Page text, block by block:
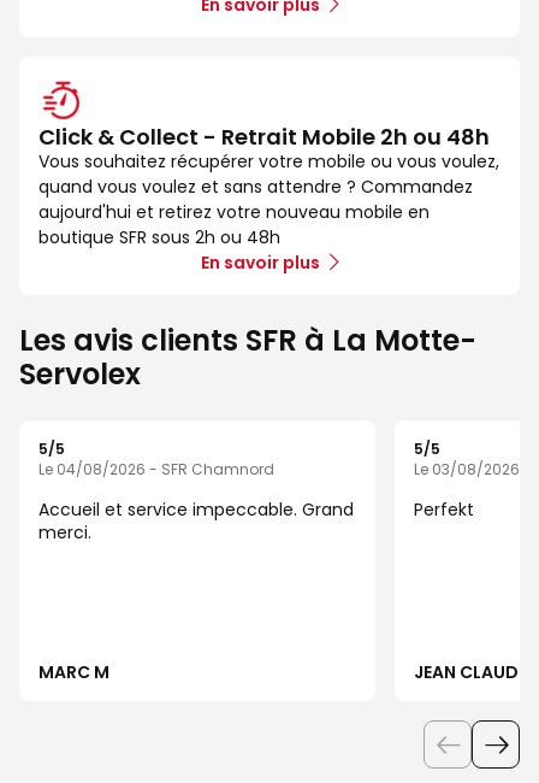
Click & Collect - Retrait Mobile 2h ou 48h
Vous souhaitez récupérer votre mobile ou vous voulez,
quand vous voulez et sans attendre ? Commandez
aujourd'hui et retirez votre nouveau mobile en
boutique SFR sous 2h ou 48h
En savoir plus
Les avis clients SFR à La Motte-
Servolex
5/5
Le 04/08/2026 - SFR Chamnord
Accueil et service impeccable. Grand
merci.
MARC M
5/5
Le 03/08/2026 -
Perfekt
JEAN CLAUDE